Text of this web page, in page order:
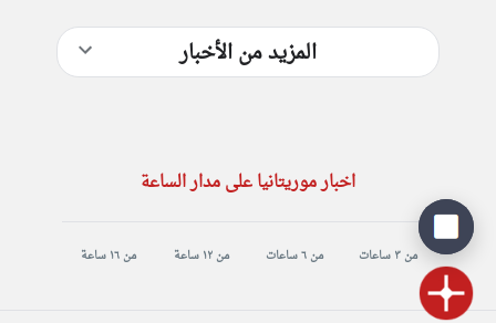
المزيد من الأخبار
اخبار موريتانيا على مدار الساعة
من ٣ ساعات من ٦ ساعات من ١٢ ساعة من ١٦ ساعة